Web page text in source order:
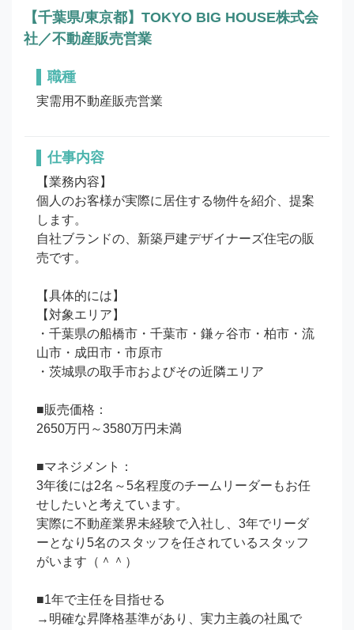
【千葉県/東京都】TOKYO BIG HOUSE株式会
社／不動産販売営業
職種
実需用不動産販売営業
仕事内容
【業務内容】
個人のお客様が実際に居住する物件を紹介、提案
します。
自社ブランドの、新築戸建デザイナーズ住宅の販
売です。
【具体的には】
【対象エリア】
・千葉県の船橋市・千葉市・鎌ヶ谷市・柏市・流
山市・成田市・市原市
・茨城県の取手市およびその近隣エリア
■販売価格：
2650万円～3580万円未満
■マネジメント：
3年後には2名～5名程度のチームリーダーもお任
せしたいと考えています。
実際に不動産業界未経験で入社し、3年でリーダ
ーとなり5名のスタッフを任されているスタッフ
がいます（＾＾）
■1年で主任を目指せる
→明確な昇降格基準があり、実力主義の社風で